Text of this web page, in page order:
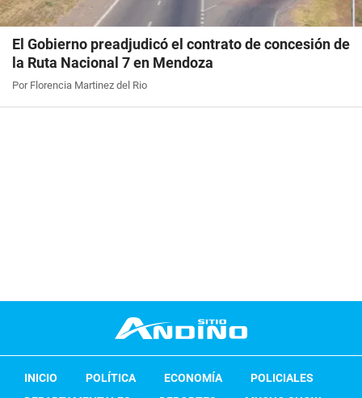
El Gobierno preadjudicó el contrato de concesión de
la Ruta Nacional 7 en Mendoza
Por Florencia Martinez del Rio
INICIO POLÍTICA ECONOMÍA
POLICIALES